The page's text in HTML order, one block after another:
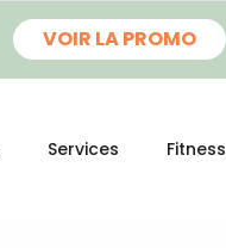
VOIR LA PROMO
Services Fitness